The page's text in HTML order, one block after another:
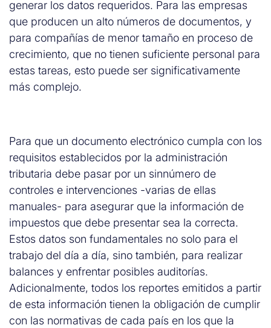
generar los datos requeridos. Para las empresas
que producen un alto números de documentos, y
para compañías de menor tamaño en proceso de
crecimiento, que no tienen suficiente personal para
estas tareas, esto puede ser significativamente
más complejo.
Para que un documento electrónico cumpla con los
requisitos establecidos por la administración
tributaria debe pasar por un sinnúmero de
controles e intervenciones -varias de ellas
manuales- para asegurar que la información de
impuestos que debe presentar sea la correcta.
Estos datos son fundamentales no solo para el
trabajo del día a día, sino también, para realizar
balances y enfrentar posibles auditorías.
Adicionalmente, todos los reportes emitidos a partir
de esta información tienen la obligación de cumplir
con las normativas de cada país en los que la